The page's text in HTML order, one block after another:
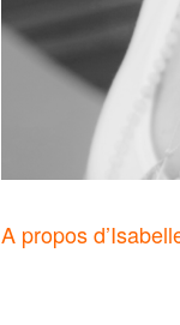
A propos